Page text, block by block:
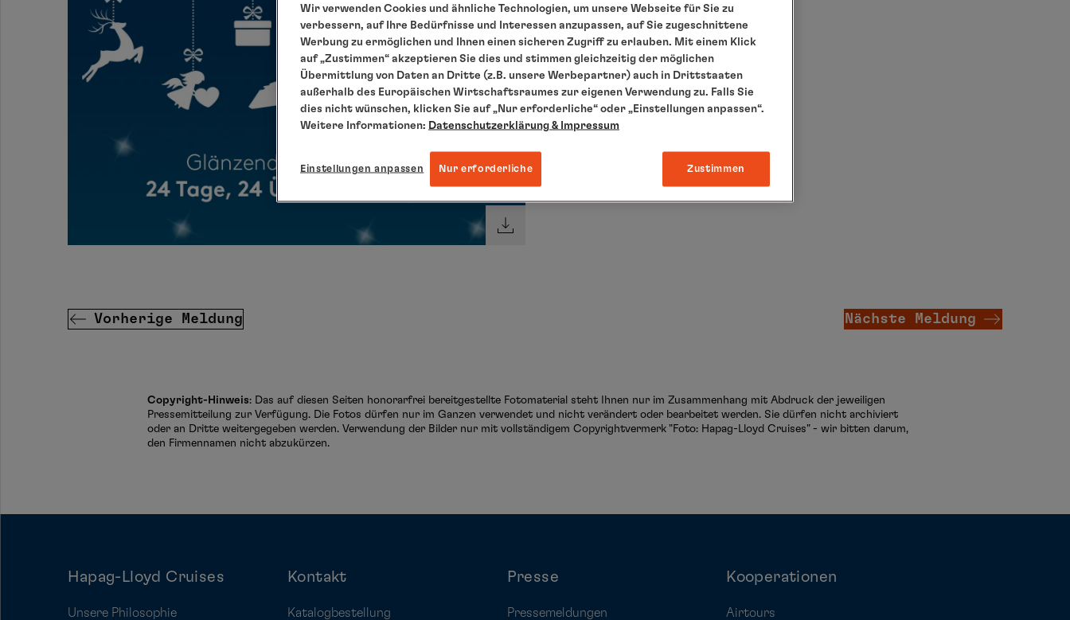
Vorherige Meldung Nächste Meldung
Copyright-Hinweis: Das auf diesen Seiten honorarfrei bereitgestellte Fotomaterial steht Ihnen nur im Zusammenhang mit Abdruck der jeweiligen
Pressemitteilung zur Verfügung. Die Fotos dürfen nur im Ganzen verwendet und nicht verändert oder bearbeitet werden. Sie dürfen nicht archiviert
oder an Dritte weitergegeben werden. Verwendung der Bilder nur mit vollständigem Copyrightvermerk "Foto: Hapag-Lloyd Cruises" - wir bitten darum,
den Firmennamen nicht abzukürzen.
Hapag-Lloyd Cruises
Unsere Philosophie
Kontakt
Katalogbestellung
Presse
Pressemeldungen
Kooperationen
Airtours
Wir verwenden Cookies und ähnliche Technologien, um unsere Webseite für Sie zu
verbessern, auf Ihre Bedürfnisse und Interessen anzupassen, auf Sie zugeschnittene
Werbung zu ermöglichen und Ihnen einen sicheren Zugriff zu erlauben. Mit einem Klick
auf „Zustimmen“ akzeptieren Sie dies und stimmen gleichzeitig der möglichen
Übermittlung von Daten an Dritte (z.B. unsere Werbepartner) auch in Drittstaaten
außerhalb des Europäischen Wirtschaftsraumes zur eigenen Verwendung zu. Falls Sie
dies nicht wünschen, klicken Sie auf „Nur erforderliche“ oder „Einstellungen anpassen“.
Weitere Informationen: Datenschutzerklärung & Impressum
Einstellungen anpassen Nur erforderliche Zustimmen